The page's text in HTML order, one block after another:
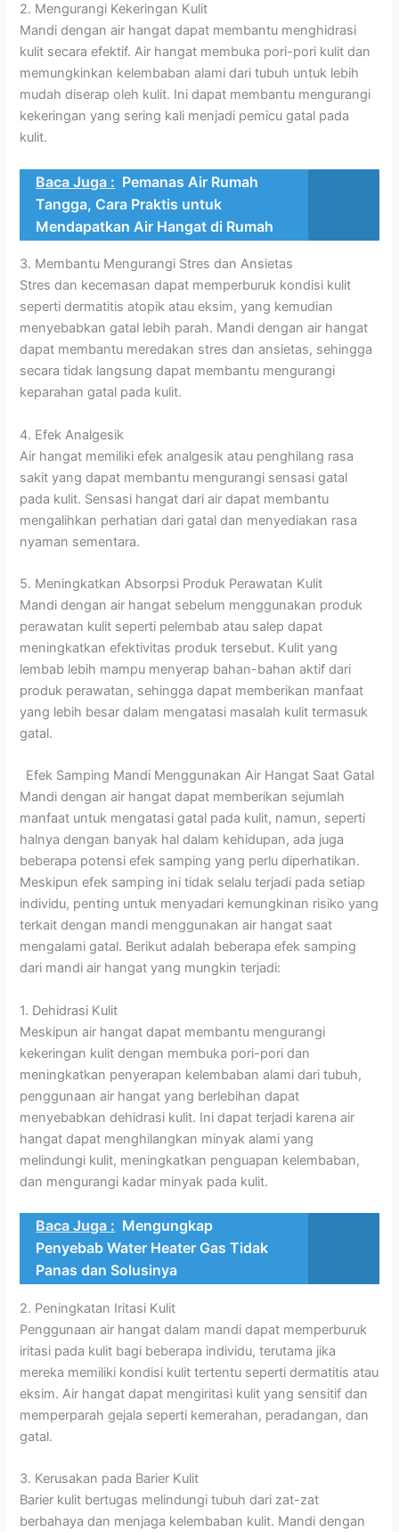
2. Mengurangi Kekeringan Kulit
Mandi dengan air hangat dapat membantu menghidrasi
kulit secara efektif. Air hangat membuka pori-pori kulit dan
memungkinkan kelembaban alami dari tubuh untuk lebih
mudah diserap oleh kulit. Ini dapat membantu mengurangi
kekeringan yang sering kali menjadi pemicu gatal pada
kulit.
Baca Juga : Pemanas Air Rumah
Tangga, Cara Praktis untuk
Mendapatkan Air Hangat di Rumah
3. Membantu Mengurangi Stres dan Ansietas
Stres dan kecemasan dapat memperburuk kondisi kulit
seperti dermatitis atopik atau eksim, yang kemudian
menyebabkan gatal lebih parah. Mandi dengan air hangat
dapat membantu meredakan stres dan ansietas, sehingga
secara tidak langsung dapat membantu mengurangi
keparahan gatal pada kulit.
4. Efek Analgesik
Air hangat memiliki efek analgesik atau penghilang rasa
sakit yang dapat membantu mengurangi sensasi gatal
pada kulit. Sensasi hangat dari air dapat membantu
mengalihkan perhatian dari gatal dan menyediakan rasa
nyaman sementara.
5. Meningkatkan Absorpsi Produk Perawatan Kulit
Mandi dengan air hangat sebelum menggunakan produk
perawatan kulit seperti pelembab atau salep dapat
meningkatkan efektivitas produk tersebut. Kulit yang
lembab lebih mampu menyerap bahan-bahan aktif dari
produk perawatan, sehingga dapat memberikan manfaat
yang lebih besar dalam mengatasi masalah kulit termasuk
gatal.
Efek Samping Mandi Menggunakan Air Hangat Saat Gatal
Mandi dengan air hangat dapat memberikan sejumlah
manfaat untuk mengatasi gatal pada kulit, namun, seperti
halnya dengan banyak hal dalam kehidupan, ada juga
beberapa potensi efek samping yang perlu diperhatikan.
Meskipun efek samping ini tidak selalu terjadi pada setiap
individu, penting untuk menyadari kemungkinan risiko yang
terkait dengan mandi menggunakan air hangat saat
mengalami gatal. Berikut adalah beberapa efek samping
dari mandi air hangat yang mungkin terjadi:
1. Dehidrasi Kulit
Meskipun air hangat dapat membantu mengurangi
kekeringan kulit dengan membuka pori-pori dan
meningkatkan penyerapan kelembaban alami dari tubuh,
penggunaan air hangat yang berlebihan dapat
menyebabkan dehidrasi kulit. Ini dapat terjadi karena air
hangat dapat menghilangkan minyak alami yang
melindungi kulit, meningkatkan penguapan kelembaban,
dan mengurangi kadar minyak pada kulit.
Baca Juga : Mengungkap
Penyebab Water Heater Gas Tidak
Panas dan Solusinya
2. Peningkatan Iritasi Kulit
Penggunaan air hangat dalam mandi dapat memperburuk
iritasi pada kulit bagi beberapa individu, terutama jika
mereka memiliki kondisi kulit tertentu seperti dermatitis atau
eksim. Air hangat dapat mengiritasi kulit yang sensitif dan
memperparah gejala seperti kemerahan, peradangan, dan
gatal.
3. Kerusakan pada Barier Kulit
Barier kulit bertugas melindungi tubuh dari zat-zat
berbahaya dan menjaga kelembaban kulit. Mandi dengan